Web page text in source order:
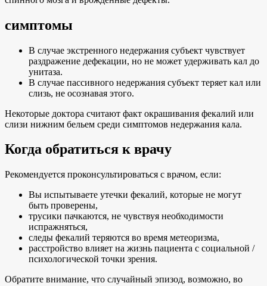
симптомы
В случае экстренного недержания субъект чувствует
раздражение дефекации, но не может удерживать кал до
унитаза.
В случае пассивного недержания субъект теряет кал или
слизь, не осознавая этого.
Некоторые доктора считают факт окрашивания фекалий или
слизи нижним бельем среди симптомов недержания кала.
Когда обратиться к врачу
Рекомендуется проконсультироваться с врачом, если:
Вы испытываете утечки фекалий, которые не могут
быть проверены,
трусики пачкаются, не чувствуя необходимости
испражняться,
следы фекалий теряются во время метеоризма,
расстройство влияет на жизнь пациента с социальной /
психологической точки зрения.
Обратите внимание, что случайный эпизод, возможно, во